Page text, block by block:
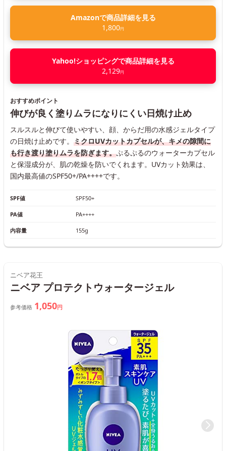
Amazonで商品詳細を見る
1,800円
Yahoo!ショッピングで商品詳細を見る
2,129円
おすすめポイント
伸びが良く塗りムラになりにくい日焼け止め
スルスルと伸びて使いやすい、顔、からだ用の水感ジェルタイプ
の日焼け止めです。 ミクロUVカットカプセルが、キメの隙間に
も行き渡り塗りムラを防ぎます。ぷるぷるのウォーターカプセル
と保湿成分が、肌の乾燥を防いでくれます。UVカット効果は、
国内最高値のSPF50+/PA++++です。
SPF値 SPF50+
PA値 PA++++
内容量 155g
ニベア花王
ニベア プロテクトウォータージェル
参考価格 1,050円